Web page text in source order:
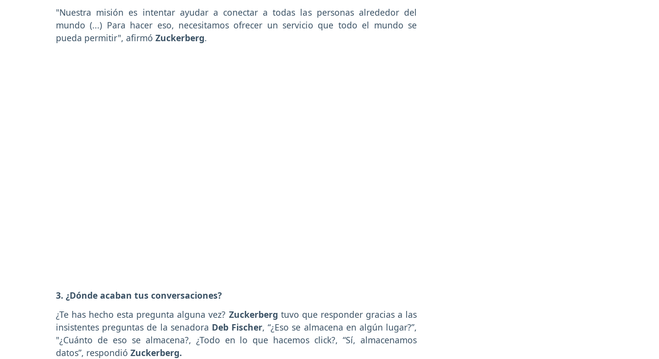
"Nuestra misión es intentar ayudar a conectar a todas las personas alrededor del
mundo (...) Para hacer eso, necesitamos ofrecer un servicio que todo el mundo se
pueda permitir", afirmó Zuckerberg.
3. ¿Dónde acaban tus conversaciones?
¿Te has hecho esta pregunta alguna vez? Zuckerberg tuvo que responder gracias a las
insistentes preguntas de la senadora Deb Fischer, “¿Eso se almacena en algún lugar?”,
"¿Cuánto de eso se almacena?, ¿Todo en lo que hacemos click?, “Sí, almacenamos
datos”, respondió Zuckerberg.